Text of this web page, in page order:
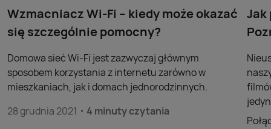
Wzmacniacz Wi-Fi – kiedy może okazać
się szczególnie pomocny?
Domowa sieć Wi-Fi jest zazwyczaj głównym
sposobem korzystania z internetu zarówno w
mieszkaniach, jak i domach jednorodzinnych.
28 grudnia 2021
4 minuty czytania
Jak